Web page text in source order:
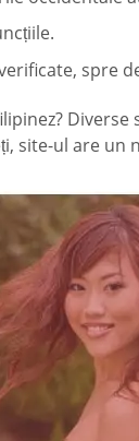
spre
site-ul are